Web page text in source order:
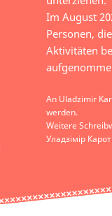
Im August
Personen,
Aktivitäten
An Uladzimir
werden.
Weitere
Уладзімір